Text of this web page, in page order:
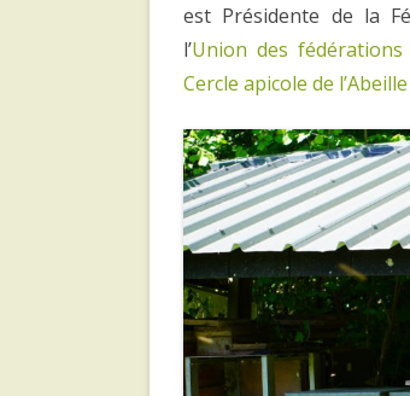
est Présidente de la
l’Union des
Cercle apicole de